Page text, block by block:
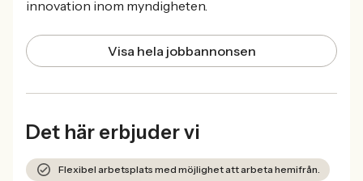
innovation inom myndigheten.
Visa hela jobbannonsen
Det här erbjuder vi
Flexibel arbetsplats med möjlighet att arbeta hemifrån.